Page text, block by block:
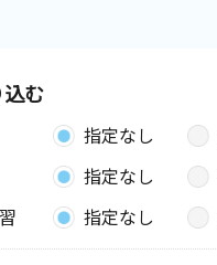
む
指定なし
指定なし
指定なし